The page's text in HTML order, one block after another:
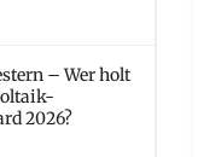
– Wer holt
2026?